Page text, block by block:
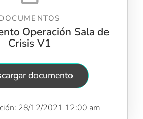
Operación Sala de
Crisis V1
documento
28/12/2021 12:00 am